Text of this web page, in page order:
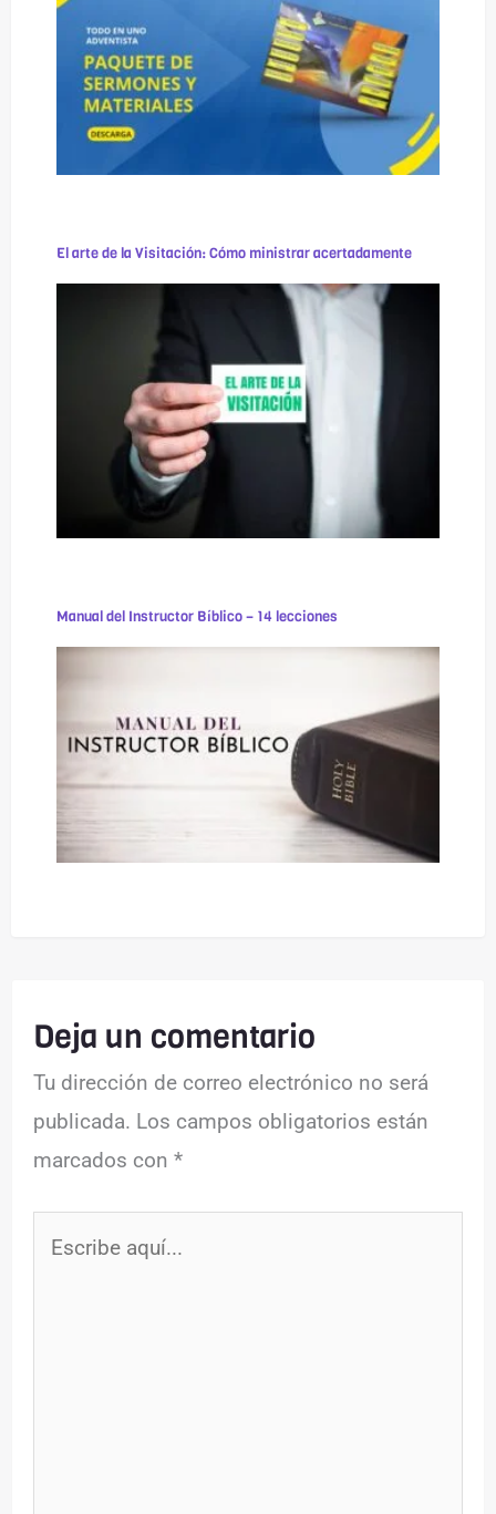
El arte de la Visitación: Cómo ministrar acertadamente
Manual del Instructor Bíblico – 14 lecciones
Deja un comentario
Tu dirección de correo electrónico no será
publicada. Los campos obligatorios están
marcados con*